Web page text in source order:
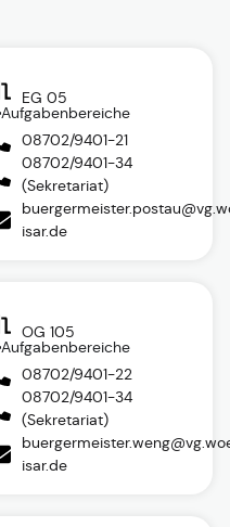
EG 05
Aufgabenbereiche
08702/9401-21
08702/9401-34
(Sekretariat)
isar.de
OG 105
Aufgabenbereiche
08702/9401-22
08702/9401-34
(Sekretariat)
isar.de